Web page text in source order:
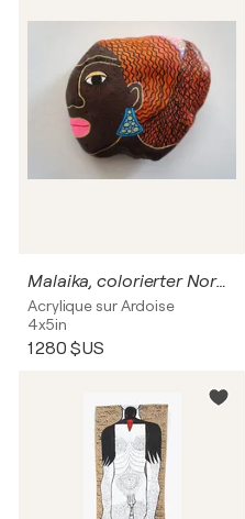
Malaika, colorierter Nordseestein, Urheberrecht Katharina Kretschmer
Acrylique sur Ardoise
4x5in
1 280 $US